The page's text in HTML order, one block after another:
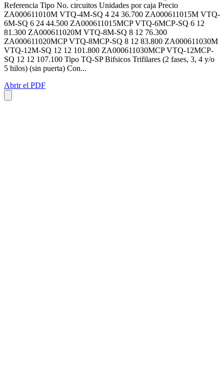
Referencia Tipo No. circuitos Unidades por caja Precio
ZA000611010M VTQ-4M-SQ 4 24 36.700 ZA000611015M VTQ-
6M-SQ 6 24 44.500 ZA000611015MCP VTQ-6MCP-SQ 6 12
81.300 ZA000611020M VTQ-8M-SQ 8 12 76.300
ZA000611020MCP VTQ-8MCP-SQ 8 12 83.800 ZA000611030M
VTQ-12M-SQ 12 12 101.800 ZA000611030MCP VTQ-12MCP-
SQ 12 12 107.100 Tipo TQ-SP Bifsicos Trifilares (2 fases, 3, 4 y/o
5 hilos) (sin puerta) Con...
Abrir el PDF